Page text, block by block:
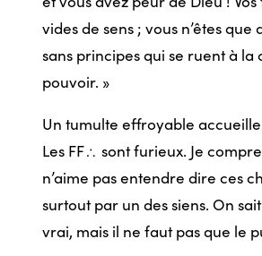
vides de sens ; vous n’êtes que
sans principes qui se ruent à la
pouvoir. »
Un tumulte effroyable
Les FF/ sont furieux. Je
n’aime pas entendre dire ces
surtout par un des siens. On
vrai, mais il ne faut pas que le